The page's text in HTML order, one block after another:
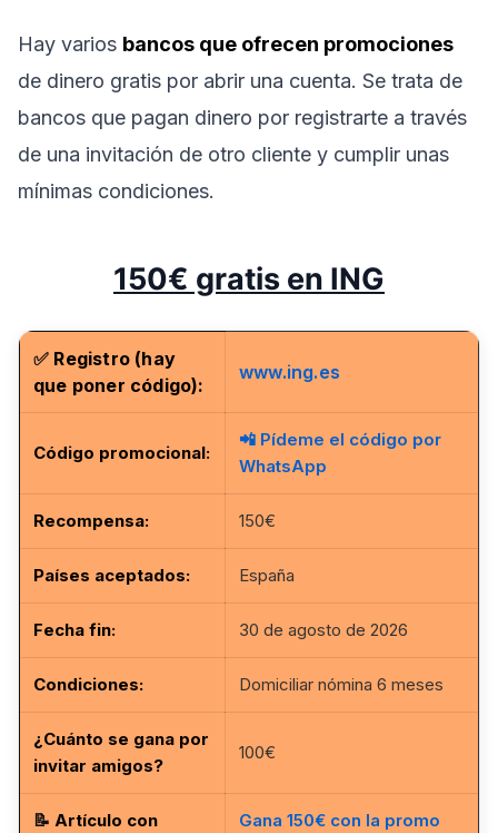
Hay varios bancos que ofrecen promociones
de dinero gratis por abrir una cuenta. Se trata de
bancos que pagan dinero por registrarte a través
de una invitación de otro cliente y cumplir unas
mínimas condiciones.
150€ gratis en ING
✅ Registro (hay
que poner código):
www.ing.es
Código promocional:
📲 Pídeme el código por
WhatsApp
Recompensa: 150€
Países aceptados: España
Fecha fin: 30 de agosto de 2026
Condiciones: Domiciliar nómina 6 meses
¿Cuánto se gana por
invitar amigos?
100€
📝 Artículo con
Gana 150€ con la promo